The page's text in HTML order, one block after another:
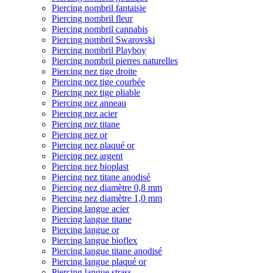
Piercing nombril fantaisie
Piercing nombril fleur
Piercing nombril cannabis
Piercing nombril Swarovski
Piercing nombril Playboy
Piercing nombril pierres naturelles
Piercing nez tige droite
Piercing nez tige courbée
Piercing nez tige pliable
Piercing nez anneau
Piercing nez acier
Piercing nez titane
Piercing nez or
Piercing nez plaqué or
Piercing nez argent
Piercing nez bioplast
Piercing nez titane anodisé
Piercing nez diamètre 0,8 mm
Piercing nez diamètre 1,0 mm
Piercing langue acier
Piercing langue titane
Piercing langue or
Piercing langue bioflex
Piercing langue titane anodisé
Piercing langue plaqué or